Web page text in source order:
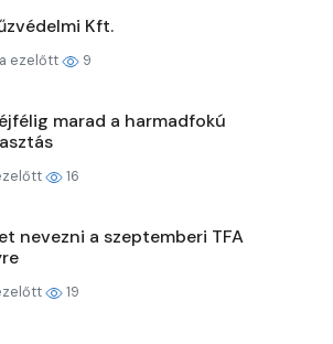
Kft.
ezelőtt 9
marad a harmadfokú
16
nevezni a szeptemberi TFA
19